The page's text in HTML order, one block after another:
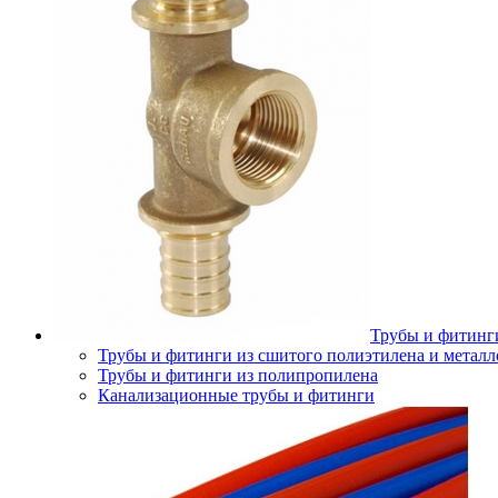
Трубы и
Трубы и фитинги из сшитого полиэтилена и
Трубы и фитинги из полипропилена
Канализационные трубы и фитинги